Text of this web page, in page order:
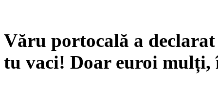
Văru portocală a
tu vaci! Doar euroi